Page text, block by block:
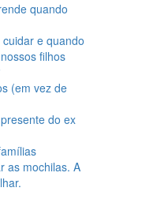
quando
e quando
filhos
(em vez de
do ex
as mochilas. A